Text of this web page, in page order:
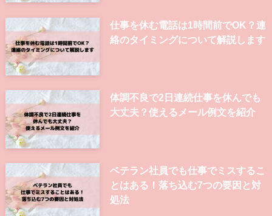
仕事を休む電話は1時間前でOK？連
絡のタイミングについて解説します
体調不良で2日連続仕事を休んでも
大丈夫？使えるメール例文を紹介
ベテラン社員でも仕事でミスするこ
とはある！落ち込む7つの要因と対
処法